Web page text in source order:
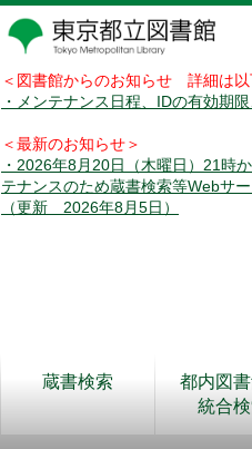
＜図書館からのお知らせ 詳細は以
・メンテナンス日程、IDの有効期
＜最新のお知らせ＞
・2026年8月20日（木曜日）21時
テナンスのため蔵書検索等Webサ
（更新 2026年8月5日）
蔵書検索
都内図
統合